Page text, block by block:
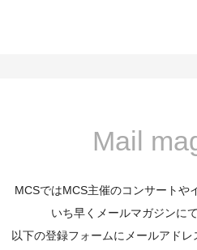
Mail
MCSではMCS主催のコンサートや
いち早くメールマガジンに
以下の登録フォームにメールアドレ